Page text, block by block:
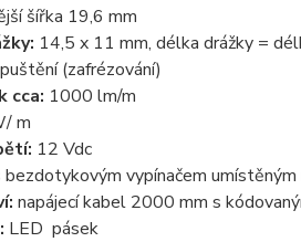
šířka 19,6 mm
14,5 x 11 mm, délka drážky =
(zafrézování)
cca: 1000 lm/m
m
12 Vdc
bezdotykovým vypínačem
napájecí kabel 2000 mm s
LED pásek